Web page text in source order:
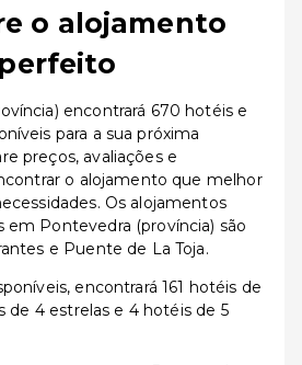
o alojamento
perfeito
encontrará 670 hotéis e
para a sua próxima
preços, avaliações e
o alojamento que melhor
Os alojamentos
em Pontevedra (província) são
e Puente de La Toja.
encontrará 161 hotéis de
de 4 estrelas e 4 hotéis de 5